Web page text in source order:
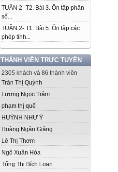
TUẦN 2- T2. Bài 3. Ôn tập phân
số...
TUẦN 2- T1. Bài 5. Ôn tập các
phép tính...
THÀNH VIÊN TRỰC TUYẾN
2305 khách và 86 thành viên
Tràn Thị Quỳnh
Lương Ngọc Trâm
phạm thị quế
HUỲNH NHƯ Ý
Hoàng Ngân Giâng
Lê Thị Thơm
Ngô Xuân Hòa
Tống Thị Bích Loan